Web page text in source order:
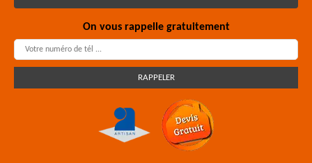
On vous rappelle gratuitement